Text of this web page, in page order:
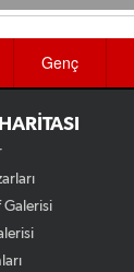
Genç
Galerisi